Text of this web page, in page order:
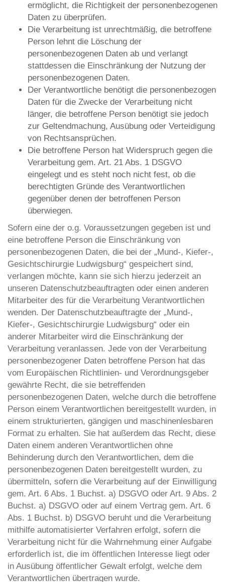
ermöglicht, die Richtigkeit der personenbezogenen
Daten zu überprüfen.
Die Verarbeitung ist unrechtmäßig, die betroffene
Person lehnt die Löschung der
personenbezogenen Daten ab und verlangt
stattdessen die Einschränkung der Nutzung der
personenbezogenen Daten.
Der Verantwortliche benötigt die personenbezogen
Daten für die Zwecke der Verarbeitung nicht
länger, die betroffene Person benötigt sie jedoch
zur Geltendmachung, Ausübung oder Verteidigung
von Rechtsansprüchen.
Die betroffene Person hat Widerspruch gegen die
Verarbeitung gem. Art. 21 Abs. 1 DSGVO
eingelegt und es steht noch nicht fest, ob die
berechtigten Gründe des Verantwortlichen
gegenüber denen der betroffenen Person
überwiegen.
Sofern eine der o.g. Voraussetzungen gegeben ist und
eine betroffene Person die Einschränkung von
personenbezogenen Daten, die bei der „Mund-, Kiefer-,
Gesichtschirurgie Ludwigsburg“ gespeichert sind,
verlangen möchte, kann sie sich hierzu jederzeit an
unseren Datenschutzbeauftragten oder einen anderen
Mitarbeiter des für die Verarbeitung Verantwortlichen
wenden. Der Datenschutzbeauftragte der „Mund-,
Kiefer-, Gesichtschirurgie Ludwigsburg“ oder ein
anderer Mitarbeiter wird die Einschränkung der
Verarbeitung veranlassen. Jede von der Verarbeitung
personenbezogener Daten betroffene Person hat das
vom Europäischen Richtlinien- und Verordnungsgeber
gewährte Recht, die sie betreffenden
personenbezogenen Daten, welche durch die betroffene
Person einem Verantwortlichen bereitgestellt wurden, in
einem strukturierten, gängigen und maschinenlesbaren
Format zu erhalten. Sie hat außerdem das Recht, diese
Daten einem anderen Verantwortlichen ohne
Behinderung durch den Verantwortlichen, dem die
personenbezogenen Daten bereitgestellt wurden, zu
übermitteln, sofern die Verarbeitung auf der Einwilligung
gem. Art. 6 Abs. 1 Buchst. a) DSGVO oder Art. 9 Abs. 2
Buchst. a) DSGVO oder auf einem Vertrag gem. Art. 6
Abs. 1 Buchst. b) DSGVO beruht und die Verarbeitung
mithilfe automatisierter Verfahren erfolgt, sofern die
Verarbeitung nicht für die Wahrnehmung einer Aufgabe
erforderlich ist, die im öffentlichen Interesse liegt oder
in Ausübung öffentlicher Gewalt erfolgt, welche dem
Verantwortlichen übertragen wurde.